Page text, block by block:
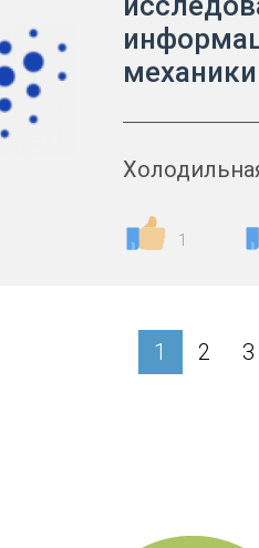
1
1 2 3